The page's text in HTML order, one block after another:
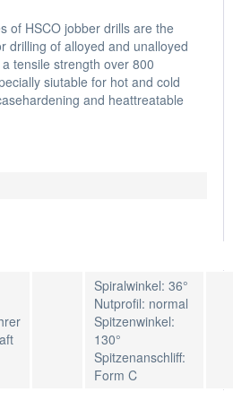
of HSCO jobber drills are the
drilling of alloyed and unalloyed
tensile strength over 800
siutable for hot and cold
and heattreatable
Spiralwinkel: 36°
Nutprofil: normal
Spitzenwinkel:
130°
Spitzenanschliff:
Form C